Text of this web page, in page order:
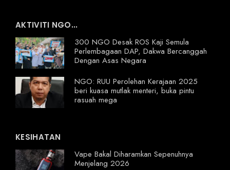
AKTIVITI NGO...
300 NGO Desak ROS Kaji Semula
Perlembagaan DAP, Dakwa Bercanggah
Dengan Asas Negara
NGO: RUU Perolehan Kerajaan 2025
beri kuasa mutlak menteri, buka pintu
rasuah mega
KESIHATAN
Vape Bakal Diharamkan Sepenuhnya
Menjelang 2026